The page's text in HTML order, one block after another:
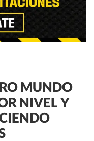
MUNDO
NIVEL Y